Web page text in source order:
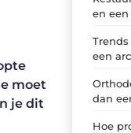
moet
je dit
en een
een
dan
Hoe